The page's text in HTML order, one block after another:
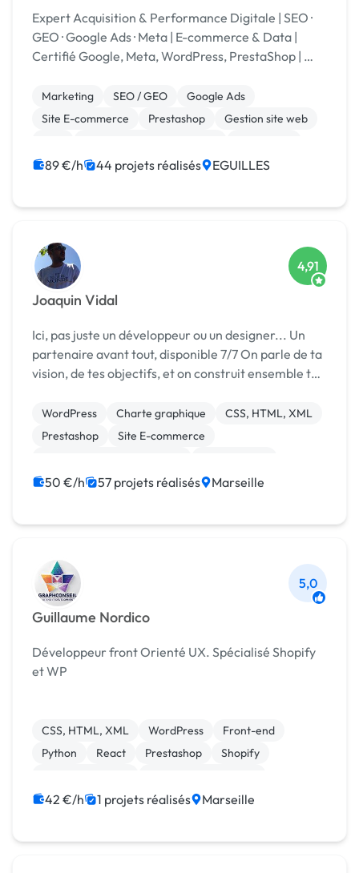
Expert Acquisition & Performance Digitale | SEO ·
GEO · Google Ads · Meta | E-commerce & Data |
Certifié Google, Meta, WordPress, PrestaShop | 🏆
Marketing SEO / GEO
Google Ads
Site E-commerce
Prestashop
Gestion site web
Web Analytics
89 €/h 44 projets réalisés EGUILLES
Joaquin Vidal
4,91
Ici, pas juste un développeur ou un designer... Un
partenaire avant tout, disponible 7/7 On parle de ta
vision, de tes objectifs, et on construit ensemble ton
WordPress Charte graphique
CSS, HTML, XML
Prestashop
Site E-commerce
Photoshop
Bannière PHP
50 €/h 57 projets réalisés Marseille
Guillaume Nordico
5,0
Développeur front Orienté UX. Spécialisé Shopify
et WP
CSS, HTML, XML WordPress
Front-end
Python
React Prestashop
Shopify
Integration HTML
42 €/h 1 projets réalisés Marseille